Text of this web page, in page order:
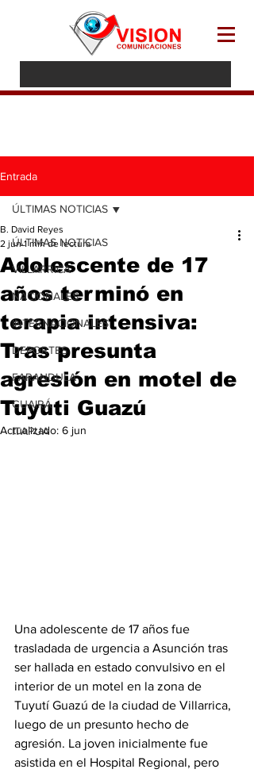
Entrada
ÚLTIMAS NOTICIAS
VILLARRICA
NACIONALES
INTERNACIONALES
DEPORTES
FARANDULA
GUAIRÁ
ITAPUA
ÚLTIMAS NOTICIAS
Adolescente de 17
años terminó en
terapia intensiva:
Tras presunta
agresión en motel de
Tuyuti Guazú
B. David Reyes
2 jun 1 min de lectura
Actualizado: 6 jun
Una adolescente de 17 años fue
trasladada de urgencia a Asunción tras
ser hallada en estado convulsivo en el
interior de un motel en la zona de
Tuyutí Guazú de la ciudad de Villarrica,
luego de un presunto hecho de
agresión. La joven inicialmente fue
asistida en el Hospital Regional, pero